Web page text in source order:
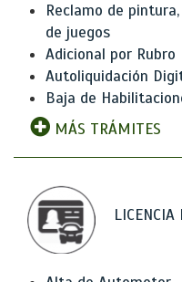
Reclamo de
de juegos
Adicional por Rubro
Autoliquidación
Baja de
MÁS TRÁMITES
LICENCIA